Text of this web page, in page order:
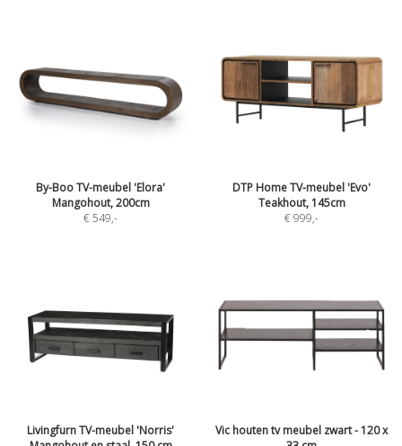
By-Boo TV-meubel 'Elora'
Mangohout, 200cm
€ 549,-
DTP Home TV-meubel 'Evo'
Teakhout, 145cm
€ 999,-
Livingfurn TV-meubel 'Norris'
Vic houten tv meubel zwart - 120 x